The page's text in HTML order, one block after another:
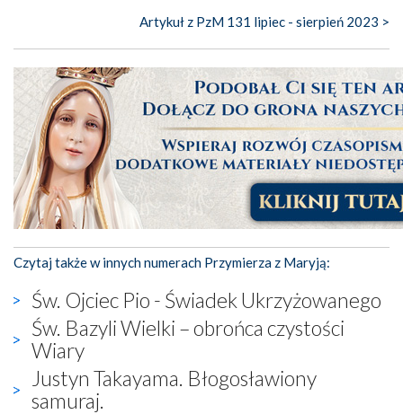
Artykuł z PzM 131 lipiec - sierpień 2023 >
Czytaj także w innych numerach Przymierza z Maryją:
Św. Ojciec Pio - Świadek Ukrzyżowanego
Św. Bazyli Wielki – obrońca czystości
Wiary
Justyn Takayama. Błogosławiony
samuraj.